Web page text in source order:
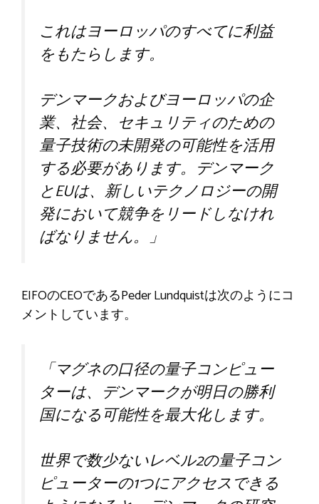
これはヨーロッパのすべてに利益
をもたらします。
デンマークおよびヨーロッパの企
業、社会、セキュリティのための
量子技術の未開発の可能性を活用
する必要があります。デンマーク
とEUは、新しいテクノロジーの開
発において競争をリードしなけれ
ばなりません。」
EIFOのCEOであるPeder Lundquistは次のようにコ
メントしています。
「マグネの口径の量子コンピュー
ターは、デンマークが明日の勝利
国になる可能性を最大化します。
世界で数少ないレベル2の量子コン
ピューターの1つにアクセスできる